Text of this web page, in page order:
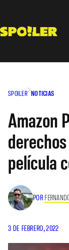
contenido
SPOILER NOTICIAS
Amazon
película
POR
3 DE FEBRERO, 2022